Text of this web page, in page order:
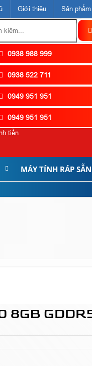
Giới thiệu Sản phẩm
0938 988 999
0938 522 711
0949 951 951
0949 951 951
tiền
MÁY TÍNH RÁP SẴN
8GB